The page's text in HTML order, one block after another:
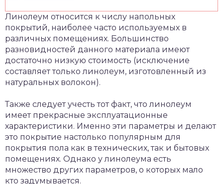
Линолеум относится к числу напольных
покрытий, наиболее часто используемых в
различных помещениях. Большинство
разновидностей данного материала имеют
достаточно низкую стоимость (исключение
составляет только линолеум, изготовленный из
натуральных волокон).
Также следует учесть тот факт, что линолеум
имеет прекрасные эксплуатационные
характеристики. Именно эти параметры и делают
это покрытие настолько популярным для
покрытия пола как в технических, так и бытовых
помещениях. Однако у линолеума есть
множество других параметров, о которых мало
кто задумывается.